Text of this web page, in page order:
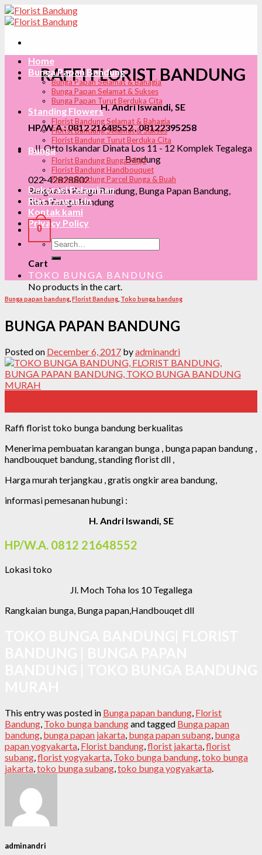
Skip
to
RAFFI FLORIST BANDUNG
H. Andri Iswandi, SE
HP/W.A : 0812 21648552 , 08122395258
Jl. Otto Iskandar Dinata Los 11 - 12 Komplek Tegalega
Bandung
022-42828802
Rangkaian Bunga Bandung, Bunga Papan Bandung,
Toko Bunga Bandung
0
Cart
No products in the cart.
Home
Bunga Papan Bandung
Bunga Papan Selamat & Bahagia
Bunga Papan Selamat & Sukses
Bunga Papan Turut Berduka Cita
Standing Flowers
Florist Bandung Selamat & Bahagia
Florist Bandung Selamat & Sukses
Florist Bandung Turut Berduka Cita
Bunga
Florist Bandung Bunga Meja
Florist Bandung Handbouquet
Florist Bandung Parcel Bunga & Buah
Dekorasi Pelaminan
Rias Pengantin
Kontak kami
Privacy Policy
Search
for:
TOKO BUNGA BANDUNG
Bunga papan bandung Florist Bandung Toko bunga bandung
BUNGA PAPAN BANDUNG
Posted on December 6, 2017 byadminandri
Raffi florist toko bunga bandung berkualitas
Menerima pembuatan karangan bunga , bunga papan bandung ,
handbouquet bandung, standing florist dll ,
Harga murah terjangkau , gratis ongkir area bandung,
informasi pemesanan hubungi :
H. Andri Iswandi, SE
HP/W.A. 0812 21648552
Lokasi toko
Jl. Moch Toha los 10 Tegallega
Rangkaian bunga, Bunga papan,Handbouqet dll
This entry was posted in Bunga papan bandung Florist
Bandung Toko bunga bandungand tagged Bunga papan
bandung bunga papan jakarta bunga papan subang bunga
papan yogyakarta Florist bandung florist jakarta florist
subang florist yogyakarta Toko bunga bandung toko bunga
jakarta toko bunga subang toko bunga yogyakarta
adminandri